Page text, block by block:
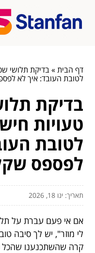
דף הבית»בדיקת תלושי
לטובת העובד: איך לא
בדיקת
טעויות
לטובת
לפספס
תאריך: ינו 18, 2026
אם אי פעם עברת על
לי מוזר", יש לך סיבה
קרה שהשתכנענו שהכל